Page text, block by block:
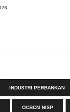
INDUSTRI PERBANKAN
OCBCM NISP